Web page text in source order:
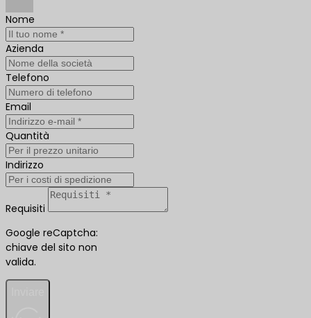
Nome
Azienda
Telefono
Email
Quantità
Indirizzo
Requisiti
Google reCaptcha:
chiave del sito non
valida.